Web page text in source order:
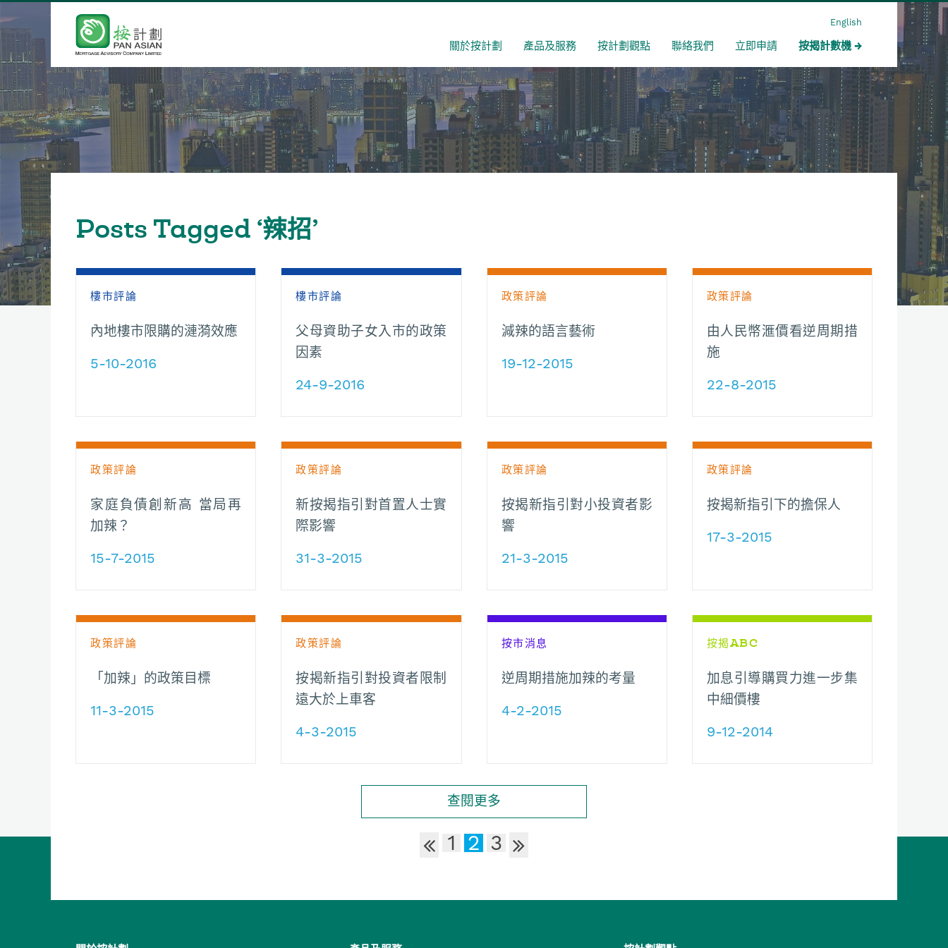
English
關於按計劃 產品及服務 按計劃觀點 聯絡我們 立即申請 按揭計數機
Posts Tagged ‘辣招’
樓市評論
內地樓市限購的漣漪效應
5-10-2016
樓市評論
父母資助子女入市的政策
因素
24-9-2016
政策評論
減辣的語言藝術
19-12-2015
政策評論
由人民幣滙價看逆周期措
施
22-8-2015
政策評論
家庭負債創新高 當局再
加辣？
15-7-2015
政策評論
新按揭指引對首置人士實
際影響
31-3-2015
政策評論
按揭新指引對小投資者影
響
21-3-2015
政策評論
按揭新指引下的擔保人
17-3-2015
政策評論
「加辣」的政策目標
11-3-2015
政策評論
按揭新指引對投資者限制
遠大於上車客
4-3-2015
按市消息
逆周期措施加辣的考量
4-2-2015
按揭ABC
加息引導購買力進一步集
中細價樓
9-12-2014
查閱更多
1 2 3